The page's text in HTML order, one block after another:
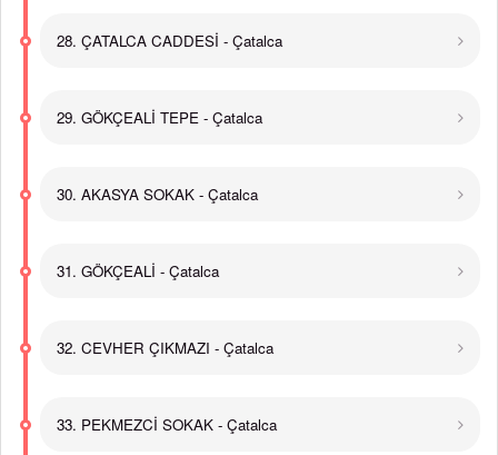
28. ÇATALCA CADDESİ - Çatalca
29. GÖKÇEALİ TEPE - Çatalca
30. AKASYA SOKAK - Çatalca
31. GÖKÇEALİ - Çatalca
32. CEVHER ÇIKMAZI - Çatalca
33. PEKMEZCİ SOKAK - Çatalca